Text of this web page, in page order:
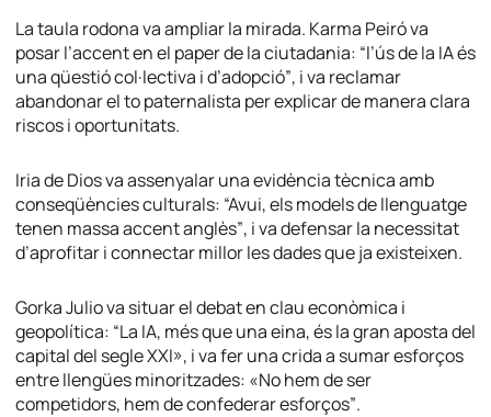
La taula rodona va ampliar la mirada. Karma Peiró va
posar l’accent en el paper de la ciutadania: “l’ús de la IA és
una qüestió col·lectiva i d’adopció”, i va reclamar
abandonar el to paternalista per explicar de manera clara
riscos i oportunitats.
Iria de Dios va assenyalar una evidència tècnica amb
conseqüències culturals: “Avui, els models de llenguatge
tenen massa accent anglès”, i va defensar la necessitat
d’aprofitar i connectar millor les dades que ja existeixen.
Gorka Julio va situar el debat en clau econòmica i
geopolítica: “La IA, més que una eina, és la gran aposta del
capital del segle XXI», i va fer una crida a sumar esforços
entre llengües minoritzades: «No hem de ser
competidors, hem de confederar esforços”.